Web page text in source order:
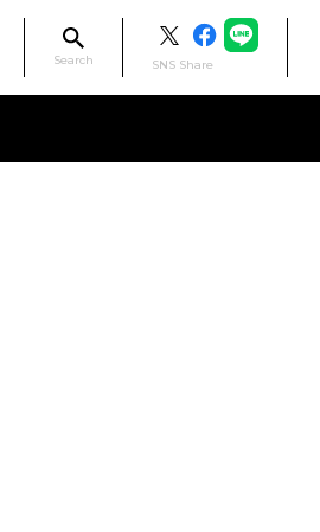
Search SNS Share